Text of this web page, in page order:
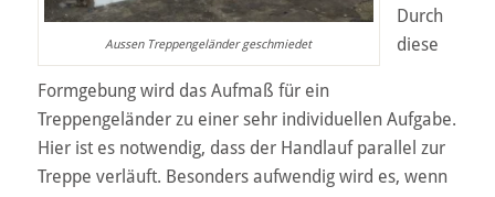
Aussen Treppengeländer geschmiedet
Durch
diese
Formgebung wird das Aufmaß für ein
Treppengeländer zu einer sehr individuellen Aufgabe.
Hier ist es notwendig, dass der Handlauf parallel zur
Treppe verläuft. Besonders aufwendig wird es, wenn